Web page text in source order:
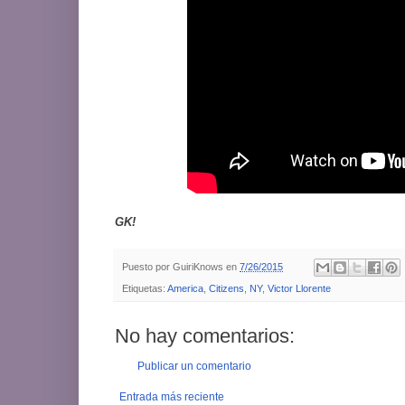
GK!
Puesto por GuiriKnows en 7/26/2015
Etiquetas: America Citizens NY, Victor Llorente
No hay comentarios:
Publicar un comentario
Entrada más reciente